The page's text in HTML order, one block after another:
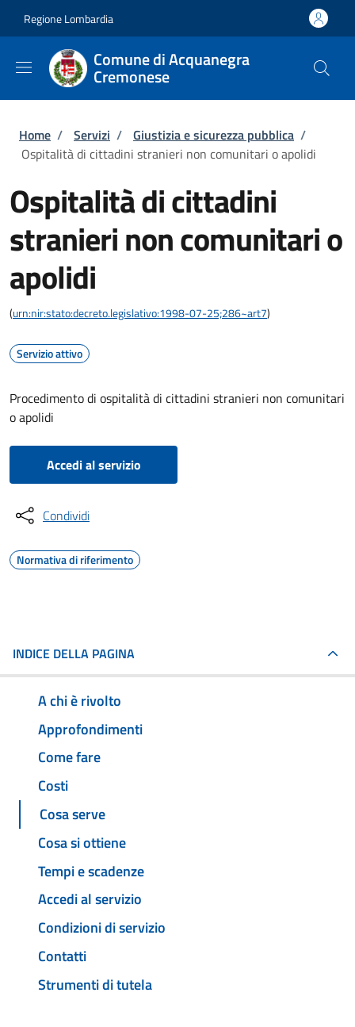
Regione Lombardia
Comune di Acquanegra
Cremonese
Briciole di pane
Home / Servizi / Giustizia e sicurezza pubblica /
Ospitalità di cittadini stranieri non comunitari o apolidi
Ospitalità di cittadini
stranieri non comunitari o
apolidi
(urn:nir:stato:decreto.legislativo:1998-07-25;286~art7)
Servizio attivo
Procedimento di ospitalità di cittadini stranieri non comunitari
o apolidi
Accedi al servizio
Condividi
Normativa di riferimento
INDICE DELLA PAGINA
A chi è rivolto
Approfondimenti
Come fare
Costi
Cosa serve
Cosa si ottiene
Tempi e scadenze
Accedi al servizio
Condizioni di servizio
Contatti
Strumenti di tutela